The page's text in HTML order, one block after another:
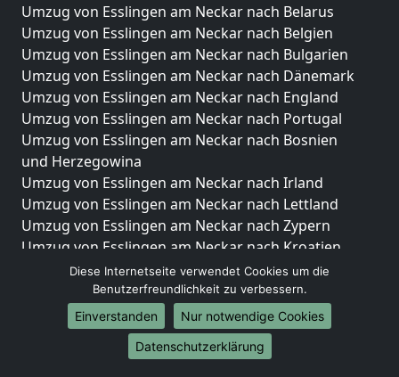
Umzug von Esslingen am Neckar nach Belarus
Umzug von Esslingen am Neckar nach Belgien
Umzug von Esslingen am Neckar nach Bulgarien
Umzug von Esslingen am Neckar nach Dänemark
Umzug von Esslingen am Neckar nach England
Umzug von Esslingen am Neckar nach Portugal
Umzug von Esslingen am Neckar nach Bosnien
und Herzegowina
Umzug von Esslingen am Neckar nach Irland
Umzug von Esslingen am Neckar nach Lettland
Umzug von Esslingen am Neckar nach Zypern
Umzug von Esslingen am Neckar nach Kroatien
Umzug von Esslingen am Neckar nach Estland
Umzug von Esslingen am Neckar nach Finnland
Umzug von Esslingen am Neckar nach Frankreich
Umzug von Esslingen am Neckar nach Griechenland
Umzug von Esslingen am Neckar nach Italien
Diese Internetseite verwendet Cookies um die
Benutzerfreundlichkeit zu verbessern.
Einverstanden
Nur notwendige Cookies
Datenschutzerklärung